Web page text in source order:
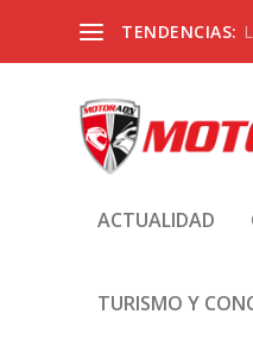
TENDENCIAS:
ACTUALIDAD
TURISMO Y